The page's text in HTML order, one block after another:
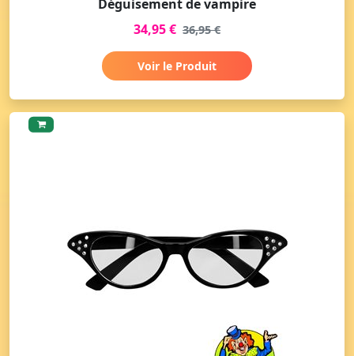
Déguisement de vampire
34,95 € 36,95 €
Voir le Produit